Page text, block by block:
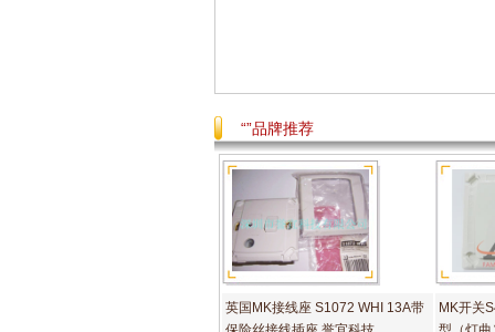
“”品牌推荐
英国MK接线座 S1072 WHI 13A带
MK开关